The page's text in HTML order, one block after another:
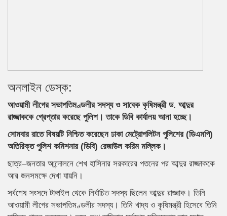
অনলাইন ডেস্ক:
আওয়ামী লীগের সভাপতিমণ্ডলীর সদস্য ও সাবেক কৃষিমন্ত্রী ড. আব্দুর
রাজ্জাককে গ্রেপ্তার করেছে পুলিশ। তাকে ডিবি কার্যালয় আনা হচ্ছে।
সোমবার রাতে বিষয়টি নিশ্চিত করেছেন ঢাকা মেট্রোপলিটন পুলিশের (ডিএমপি)
অতিরিক্ত পুলিশ কমিশনার (ডিবি) রেজাউল করিম মল্লিক।
ছাত্র–জনতার আন্দোলনে শেখ হাসিনার সরকারের পতনের পর আব্দুর রাজ্জাককে
আর জনসমক্ষে দেখা যায়নি।
সর্বশেষ সংসদে টাঙ্গাইল থেকে নির্বাচিত সদস্য ছিলেন আব্দুর রাজ্জাক। তিনি
আওয়ামী লীগের সভাপতিমণ্ডলীর সদস্য। তিনি খাদ্য ও কৃষিমন্ত্রী হিসেবে তিনি